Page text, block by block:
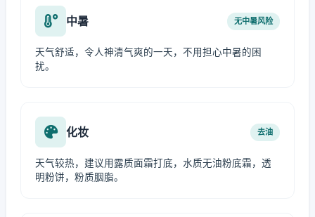
中暑 无中暑风险
天气舒适，令人神清气爽的一天，不用担心中暑的困
扰。
化妆 去油
天气较热，建议用露质面霜打底，水质无油粉底霜，透
明粉饼，粉质胭脂。